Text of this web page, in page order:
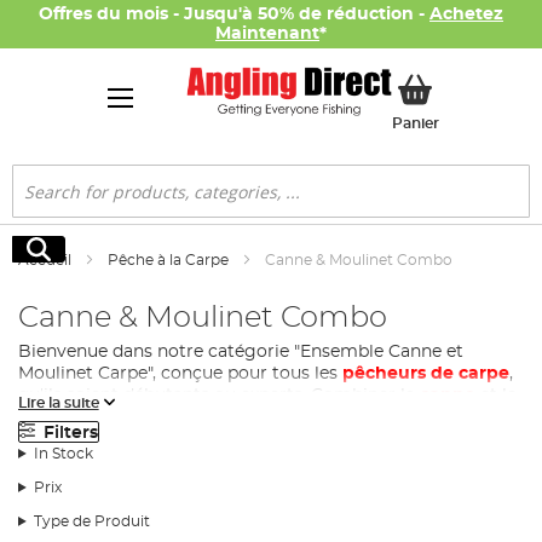
Offres du mois - Jusqu'à 50% de réduction - Achetez
Maintenant*
PanierMon panier
Rechercher
Rechercher
Accueil Pêche à la Carpe Canne & Moulinet Combo
Canne & Moulinet Combo
Bienvenue dans notre catégorie "Ensemble Canne et
Moulinet Carpe", conçue pour tous les pêcheurs de carpe,
qu'ils soient débutants ou experts. Combiner la
moulinet
nous avons pris soin de vous proposer des ensembles
prêts à l'emploi, pour vous permettre de commencer votre
aventure de pêche à la carpe sans encombre.
Opter pour un ensemble canne et moulinet carpe vous fait
Lire la suite
Filters
In Stock
Prix
Type de Produit